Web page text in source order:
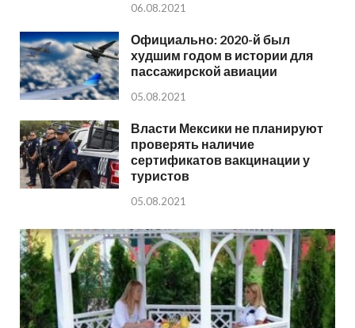
06.08.2021
Официально: 2020-й был
худшим годом в истории для
пассажирской авиации
05.08.2021
Власти Мексики не планируют
проверять наличие
сертификатов вакцинации у
туристов
05.08.2021